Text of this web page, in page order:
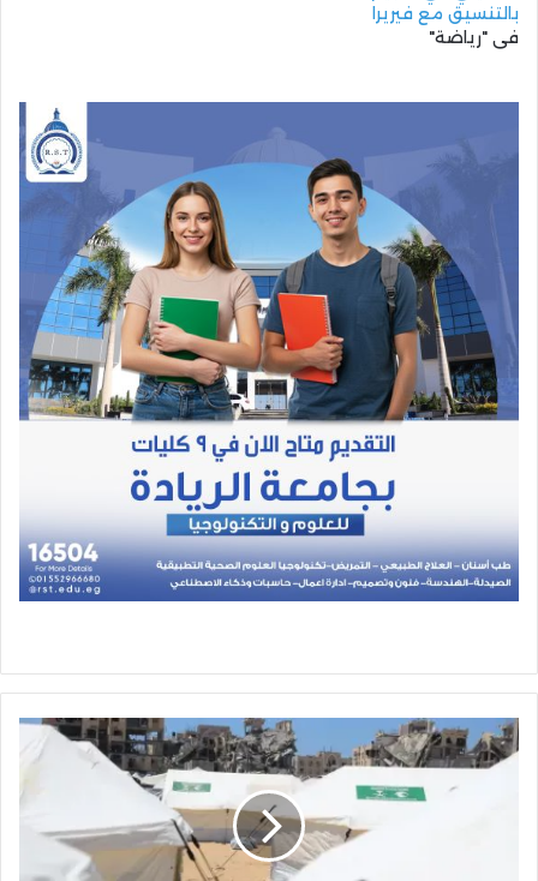
بالتنسيق مع فيريرا
في "رياضة"
مركز
الملك